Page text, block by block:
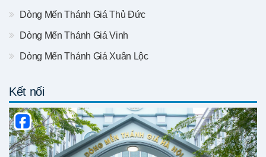
Dòng Mến Thánh Giá Thủ Đức
Dòng Mến Thánh Giá Vinh
Dòng Mến Thánh Giá Xuân Lộc
Kết nối